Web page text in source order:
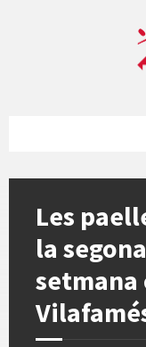
Les
la